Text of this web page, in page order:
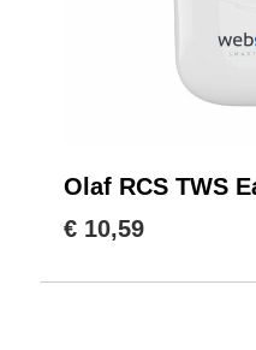
Olaf RCS TWS
€ 10,59